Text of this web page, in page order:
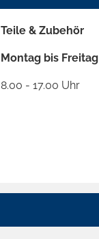
Teile & Zubehör
Montag bis Freitag
8.00 - 17.00 Uhr